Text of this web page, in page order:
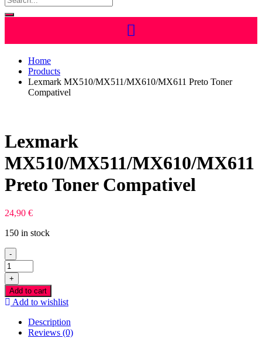
Home
Products
Lexmark MX510/MX511/MX610/MX611 Preto Toner
Compativel
Lexmark
MX510/MX511/MX610/MX611
Preto Toner Compativel
24,90 €
150 in stock
-
Lexmark
MX510/MX511/MX610/MX611
Preto
Toner
Compativel
quantity
+
Add to cart
Add to wishlist
Description
Reviews (0)